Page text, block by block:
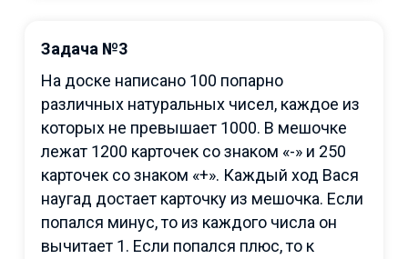
Задача №3
На доске написано 100 попарно
различных натуральных чисел, каждое из
которых не превышает 1000. В мешочке
лежат 1200 карточек со знаком «-» и 250
карточек со знаком «+». Каждый ход Вася
наугад достает карточку из мешочка. Если
попался минус, то из каждого числа он
вычитает 1. Если попался плюс, то к